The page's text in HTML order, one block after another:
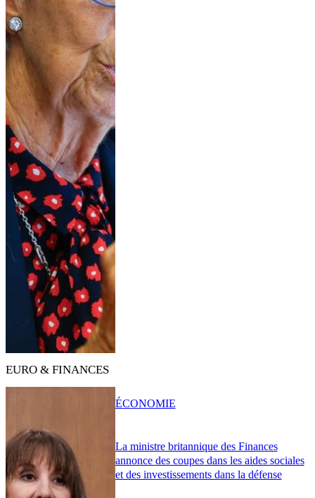
EURO & FINANCES
La ministre britannique des Finances
annonce des coupes dans les aides sociales
et des investissements dans la défense
ÉCONOMIE